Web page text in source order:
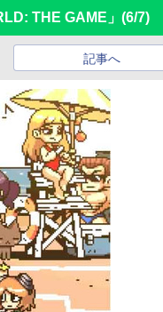
THE GAME」 (6/7)
記事へ